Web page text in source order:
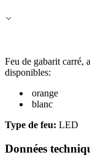
Feu de gabarit carré,
disponibles:
orange
blanc
Type de feu: LED
Données